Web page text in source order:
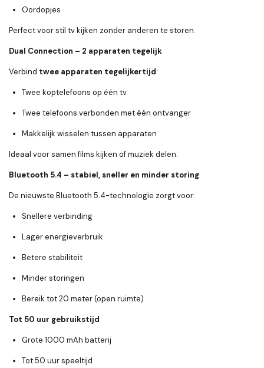
Oordopjes
Perfect voor stil tv kijken zonder anderen te storen.
Dual Connection – 2 apparaten tegelijk
Verbind twee apparaten tegelijkertijd:
Twee koptelefoons op één tv
Twee telefoons verbonden met één ontvanger
Makkelijk wisselen tussen apparaten
Ideaal voor samen films kijken of muziek delen.
Bluetooth 5.4 – stabiel, sneller en minder storing
De nieuwste Bluetooth 5.4-technologie zorgt voor:
Snellere verbinding
Lager energieverbruik
Betere stabiliteit
Minder storingen
Bereik tot20 meter(open ruimte)
Tot 50 uur gebruikstijd
Grote 1000 mAh batterij
Tot50 uur speeltijd